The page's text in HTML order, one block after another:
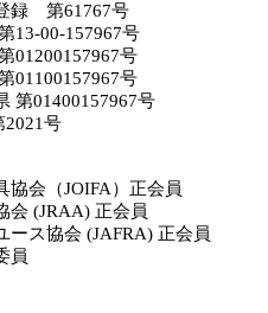
録 第61767号
13-00-157967号
01200157967号
01100157967号
第01400157967号
号
協会（JOIFA）正会員
会 (JRAA) 正会員
ース協会 (JAFRA) 正会員
員